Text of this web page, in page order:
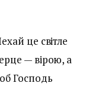
це світле
— вірою, а
Господь